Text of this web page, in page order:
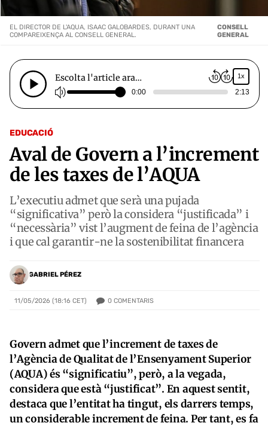
EDUCACIÓ
Aval de Govern a l’increment
de les taxes de l’AQUA
L’executiu admet que serà una pujada
“significativa” però la considera “justificada” i
“necessària” vist l’augment de feina de l’agència
i que cal garantir-ne la sostenibilitat financera
GABRIEL PÉREZ
11/05/2026 (18:16 CET) 0 COMENTARIS
EL DIRECTOR DE L'AQUA, ISAAC GALOBARDES, DURANT UNA
COMPAREIXENÇA AL CONSELL GENERAL.
CONSELL
GENERAL
Escolta l'article ara… 1x
0:00 2:13
Govern admet que l’increment de taxes de
l’Agència de Qualitat de l’Ensenyament Superior
(AQUA) és “significatiu”, però, a la vegada,
considera que està “justificat”. En aquest sentit,
destaca que l’entitat ha tingut, els darrers temps,
un considerable increment de feina. Per tant, es fa